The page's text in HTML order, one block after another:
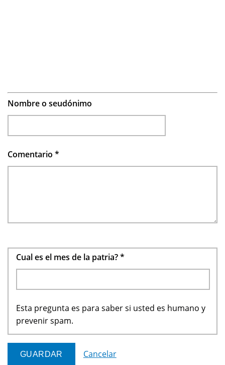
Nombre o seudónimo
Comentario *
Cual es el mes de la patria?*
Esta pregunta es para saber si usted es humano y
prevenir spam.
Cancelar